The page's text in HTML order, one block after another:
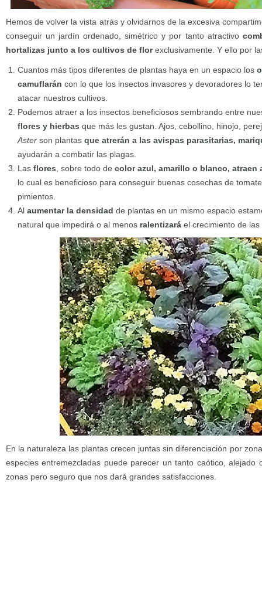
Hemos de volver la vista atrás y olvidarnos de la excesiva
conseguir un jardín ordenado, simétrico y por tanto atractivo
hortalizas junto a los cultivos de florexclusivamente. Y ello por
Cuantos más tipos diferentes de plantas haya en un espacio los
camuflarán con lo que los insectos invasores y devoradores lo
atacar nuestros cultivos.
Podemos atraer a los insectos beneficiosos sembrando entre
flores y hierbas que más les gustan. Ajos, cebollino, hinojo,
Aster son plantas que atrerán a las avispas parasitarias,
ayudarán a combatir las plagas.
Las flores , sobre todo de color azul, amarillo o blanco,
lo cual es beneficioso para conseguir buenas cosechas de
pimientos.
Al aumentar la densidad de plantas en un mismo espacio
natural que impedirá o al menos ralentizará el crecimiento de las
En la naturaleza las plantas crecen juntas sin diferenciación por
especies entremezcladas puede parecer un tanto caótico, alejado
zonas pero seguro que nos dará grandes satisfacciones.